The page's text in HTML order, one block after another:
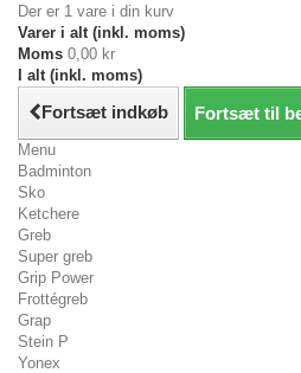
Der er 1 vare i din kurv
Varer i alt (inkl. moms)
Moms 0,00 kr
I alt (inkl. moms)
Fortsæt indkøb Fortsæt til
Menu
Badminton
Sko
Ketchere
Greb
Super greb
Grip Power
Frottégreb
Grap
Stein P
Yonex